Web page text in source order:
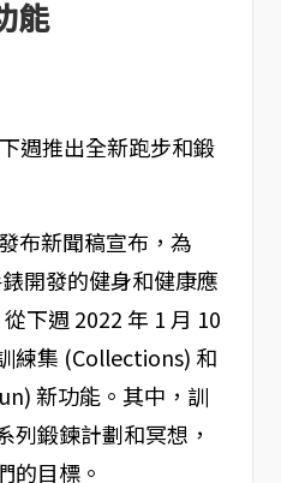
能
布新聞稿宣布，為
開發的健身和健康應
下週 2022 年 1 月 10
練集 (Collections) 和
新功能。其中，訓
列鍛鍊計劃和冥想，
的目標。